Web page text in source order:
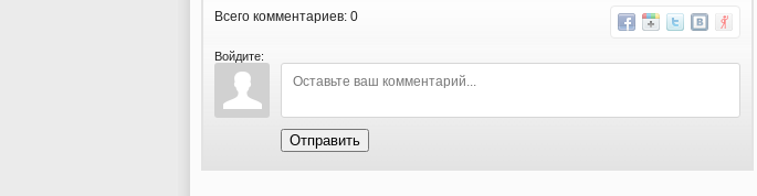
Всего комментариев: 0
Войдите:
Отправить